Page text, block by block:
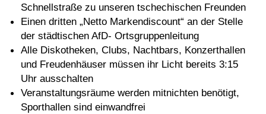
Schnellstraße zu unseren tschechischen Freunden
Einen dritten „Netto Markendiscount“ an der Stelle
der städtischen AfD- Ortsgruppenleitung
Alle Diskotheken, Clubs, Nachtbars, Konzerthallen
und Freudenhäuser müssen ihr Licht bereits 3:15
Uhr ausschalten
Veranstaltungsräume werden mitnichten benötigt,
Sporthallen sind einwandfrei